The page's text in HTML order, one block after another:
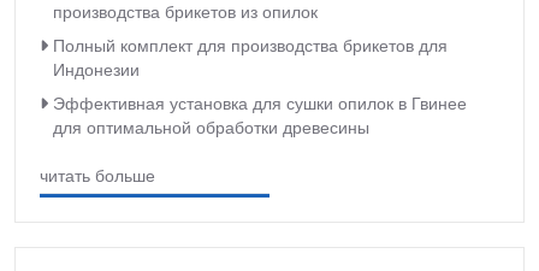
производства брикетов из опилок
Полный комплект для производства брикетов для
Индонезии
Эффективная установка для сушки опилок в Гвинее
для оптимальной обработки древесины
читать больше